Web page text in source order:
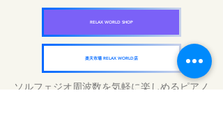
RELAX WORLD SHOP
楽天市場 RELAX WORLD店
ソルフェジオ周波数を気軽に楽しめるピアノ